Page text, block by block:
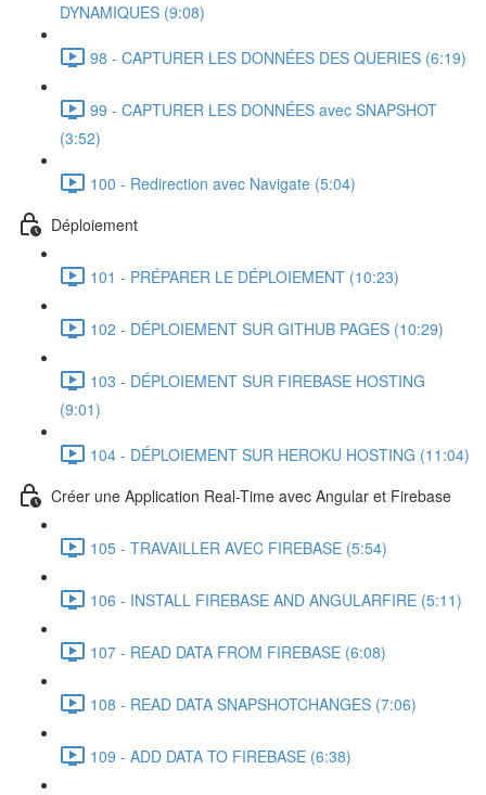
DYNAMIQUES (9:08)
98 - CAPTURER LES DONNÉES DES QUERIES (6:19)
99 - CAPTURER LES DONNÉES avec SNAPSHOT
(3:52)
100 - Redirection avec Navigate (5:04)
Déploiement
101 - PRÉPARER LE DÉPLOIEMENT (10:23)
102 - DÉPLOIEMENT SUR GITHUB PAGES (10:29)
103 - DÉPLOIEMENT SUR FIREBASE HOSTING
(9:01)
104 - DÉPLOIEMENT SUR HEROKU HOSTING (11:04)
Créer une Application Real-Time avec Angular et Firebase
105 - TRAVAILLER AVEC FIREBASE (5:54)
106 - INSTALL FIREBASE AND ANGULARFIRE (5:11)
107 - READ DATA FROM FIREBASE (6:08)
108 - READ DATA SNAPSHOTCHANGES (7:06)
109 - ADD DATA TO FIREBASE (6:38)